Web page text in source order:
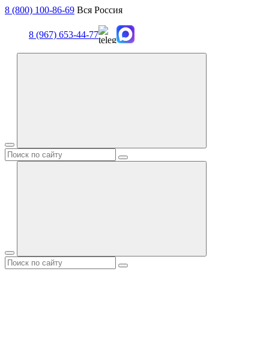
8 (800) 100-86-69 Вся Россия
8 (967) 653-44-77